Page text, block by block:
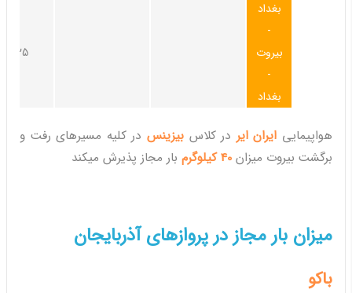
25کیلوگرم
بغداد
-
بیروت
-
بغداد
هواپیمایی ایران ایر در کلاس بیزینس در کلیه مسیرهای رفت و
برگشت بیروت میزان 40 کیلوگرم بار مجاز پذیرش میکند
میزان بار مجاز در پروازهای آذربایجان
باکو